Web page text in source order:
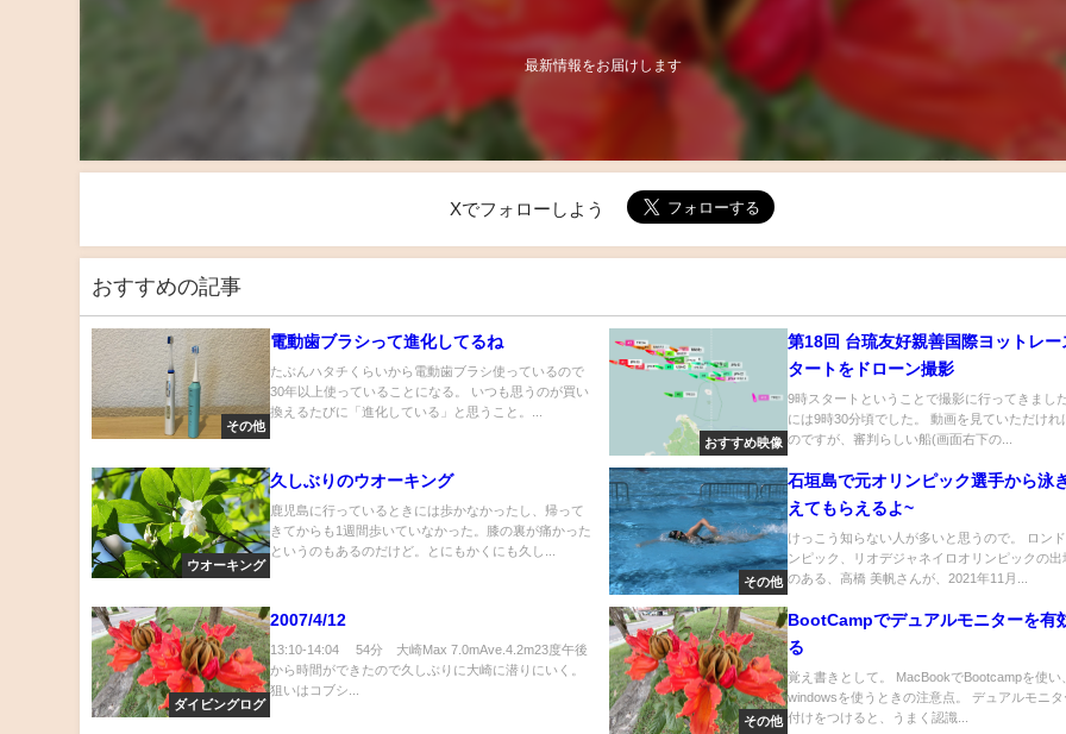
最新情報をお届けします
Xでフォローしよう
おすすめの記事
その他
電動歯ブラシって進化してるね
たぶんハタチくらいから電動歯ブラシ使っているので
30年以上使っていることになる。 いつも思うのが買い
換えるたびに「進化している」と思うこと。...
おすすめ映像
第18回 台琉友好親善国際ヨットレ
タートをドローン撮影
9時スタートということで撮影に行ってきまし
には9時30分頃でした。 動画を見ていただけれ
のですが、審判らしい船(画面右下の...
ウオーキング
久しぶりのウオーキング
鹿児島に行っているときには歩かなかったし、帰って
きてからも1週間歩いていなかった。膝の裏が痛かった
というのもあるのだけど。とにもかくにも久し...
その他
石垣島で元オリンピック選手から泳
えてもらえるよ~
けっこう知らない人が多いと思うので。 ロン
ンピック、リオデジャネイロオリンピックの出
のある、高橋 美帆さんが、2021年11月...
ダイビングログ
2007/4/12
13:10-14:04 54分 大崎Max 7.0mAve.4.2m23度午後
から時間ができたので久しぶりに大崎に潜りにいく。
狙いはコブシ...
その他
BootCampでデュアルモニターを有
る
覚え書きとして。 MacBookでBootcampを使い
windowsを使うときの注意点。 デュアルモニ
付けをつけると、うまく認識...